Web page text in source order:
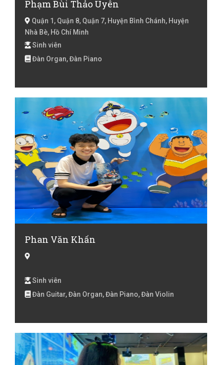
Phạm Bùi Thảo Uyên
Quận 1, Quận 8, Quận 7, Huyện Bình Chánh, Huyện
Nhà Bè, Hồ Chí Minh
Sinh viên
Đàn Organ, Đàn Piano
Phan Văn Khấn
Sinh viên
Đàn Guitar, Đàn Organ, Đàn Piano, Đàn Violin